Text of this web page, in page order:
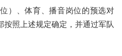
）、体育、播音岗位的预选对
按照上述规定确定，并通过军队